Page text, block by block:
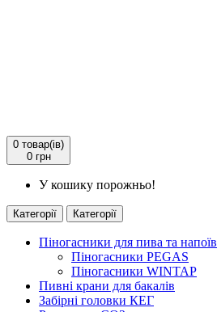
0 товар(ів)
0 грн
У кошику порожньо!
Категорії Категорії
Піногасники для пива та напоїв
Піногасники PEGAS
Піногасники WINTAP
Пивні крани для бакалів
Забірні головки КЕГ